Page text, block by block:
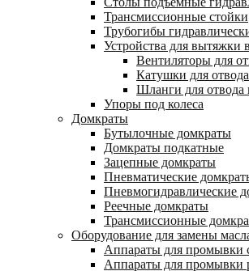
Трансмиссионные стойки
Трубогибы
Устройства для вытяжки
Вентиляторы для
Катушки для
Шланги для отвода
Упоры под колеса
Домкраты
Бутылочные домкраты
Домкраты подкатные
Зацепные домкраты
Пневматические
Пневмогидравлические
Реечные домкраты
Трансмиссионные
Оборудование для замены
Аппараты для промывки
Аппараты для промывки